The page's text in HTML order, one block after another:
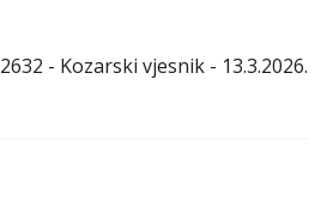
2632 - Kozarski vjesnik - 13.3.2026.